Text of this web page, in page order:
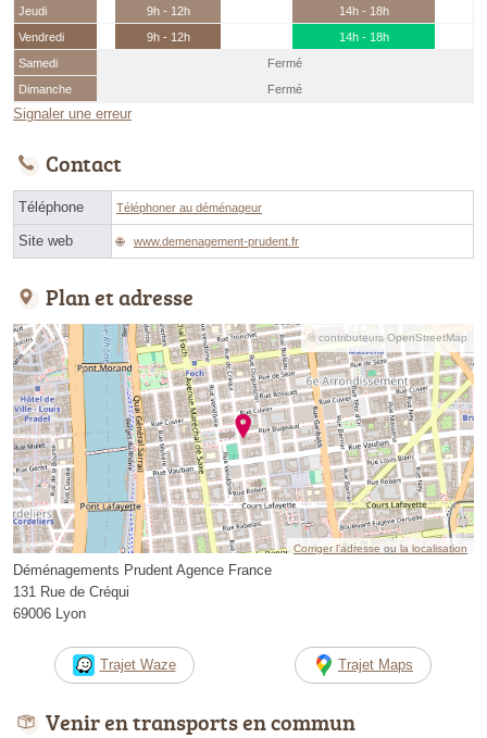
Jeudi
9h - 12h
14h - 18h
Vendredi
9h - 12h
14h - 18h
Samedi
Fermé
Dimanche
Fermé
Signaler une erreur
Contact
Téléphone Téléphoner au déménageur
Site web www.demenagement-prudent.fr
Plan et adresse
© contributeurs OpenStreetMap
Corriger l’adresse ou la localisation
Déménagements Prudent Agence France
131 Rue de Créqui
69006 Lyon
Trajet Waze Trajet Maps
Venir en transports en commun